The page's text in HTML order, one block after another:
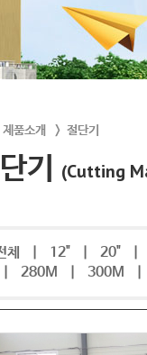
제품소개 > 절단기
기 (Cutting
체 12" 20"
280M 300M